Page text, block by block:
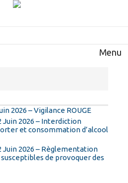
Menu
2026 – Vigilance ROUGE
2026 – Interdiction
et consommation d’alcool
2026 – Règlementation
de provoquer des